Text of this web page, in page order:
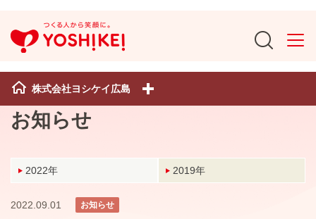
株式会社ヨシケイ広島
お知らせ
2022年 2019年
2022.09.01 お知らせ